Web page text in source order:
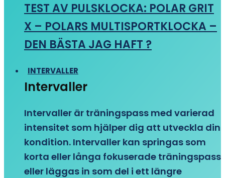
TEST AV PULSKLOCKA: POLAR GRIT
X – POLARS MULTISPORTKLOCKA –
DEN BÄSTA JAG HAFT ?
INTERVALLER
Intervaller
Intervaller är träningspass med varierad
intensitet som hjälper dig att utveckla din
kondition. Intervaller kan springas som
korta eller långa fokuserade träningspass
eller läggas in som del i ett längre